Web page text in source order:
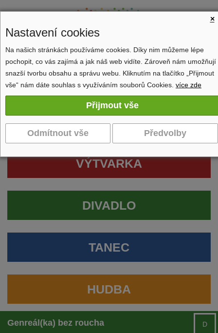
Zobrazit navigaci
VÝTVARKA
DIVADLO
TANEC
HUDBA
Genreál(ka) bez roucha D
×
Nastavení cookies
Na našich stránkách používáme cookies. Díky nim můžeme lépe
pochopit, co vás zajímá a jak náš web vidíte. Zároveň nám umožňují
snazší tvorbu obsahu a správu webu. Kliknutím na tlačítko „Přijmout
vše“ nám dáte souhlas s využíváním souborů Cookies. více zde